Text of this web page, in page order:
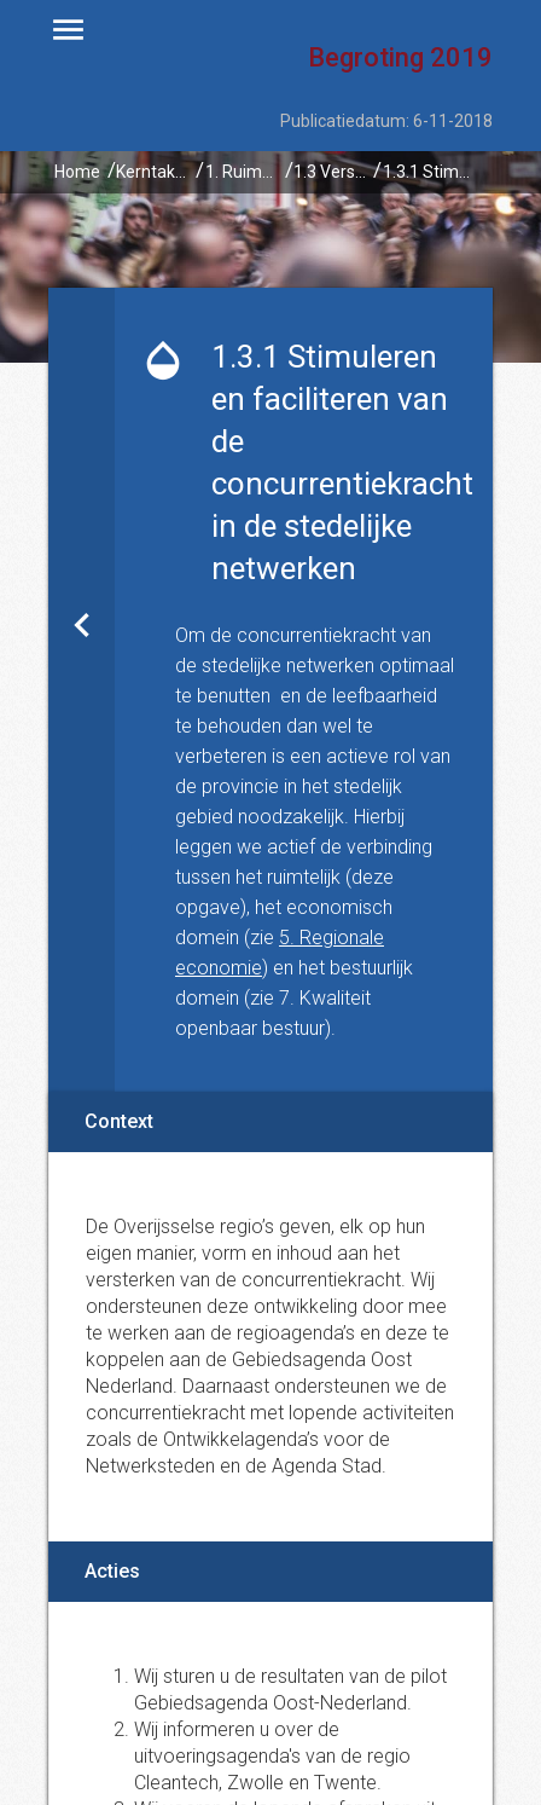
Begroting 2019
Publicatiedatum: 6-11-2018
Home Kerntaken 1.3 Versterken van stedelijke regio's 1.3.1 Stimuleren en faciliteren van de concurrentiekracht in de stedelijke netwerken
1.3.1 Stimuleren
en faciliteren van
de
concurrentiekracht
in de stedelijke
netwerken
Om de concurrentiekracht van
de stedelijke netwerken optimaal
te benutten en de leefbaarheid
te behouden dan wel te
verbeteren is een actieve rol van
de provincie in het stedelijk
gebied noodzakelijk. Hierbij
leggen we actief de verbinding
tussen het ruimtelijk (deze
opgave), het economisch
domein (zie 5. Regionale
economie) en het bestuurlijk
domein (zie 7. Kwaliteit
openbaar bestuur).
Context
De Overijsselse regio’s geven, elk op hun
eigen manier, vorm en inhoud aan het
versterken van de concurrentiekracht. Wij
ondersteunen deze ontwikkeling door mee
te werken aan de regioagenda’s en deze te
koppelen aan de Gebiedsagenda Oost
Nederland. Daarnaast ondersteunen we de
concurrentiekracht met lopende activiteiten
zoals de Ontwikkelagenda’s voor de
Netwerksteden en de Agenda Stad.
Acties
Wij sturen u de resultaten van de pilot
Gebiedsagenda Oost-Nederland.
Wij informeren u over de
uitvoeringsagenda's van de regio
Cleantech, Zwolle en Twente.